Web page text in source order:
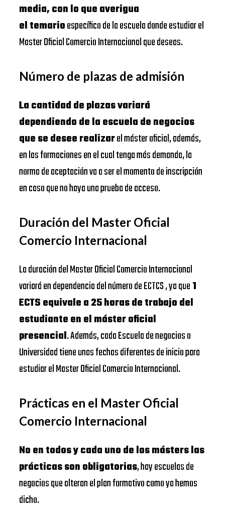
media, con lo que averigua
el temarioespecífico de la escuela donde estudiar el
Master Oficial Comercio Internacional que deseas.
Número de plazas de admisión
La cantidad de plazas variará
dependiendo de la escuela de negocios
que se desee realizarel máster oficial, además,
en las formaciones en el cual tenga más demanda, la
norma de aceptación va a ser el momento de inscripción
en caso que no haya una prueba de acceso.
Duración del Master Oficial
Comercio Internacional
La duración del Master Oficial Comercio Internacional
variará en dependencia del número de ECTCS , ya que1
ECTS equivale a 25 horas de trabajo del
estudiante en el máster oficial
presencial. Además, cada Escuela de negocios o
Universidad tiene unas fechas diferentes de inicio para
estudiar el Master Oficial Comercio Internacional.
Prácticas en el Master Oficial
Comercio Internacional
No en todos y cada uno de los másters las
prácticas son obligatorias, hay escuelas de
negocios que alteran el plan formativo como ya hemos
dicho.